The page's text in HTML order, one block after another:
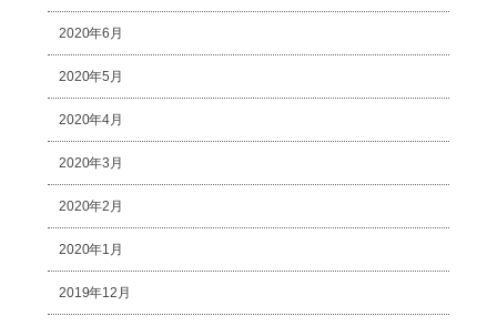
2020年6月
2020年5月
2020年4月
2020年3月
2020年2月
2020年1月
2019年12月